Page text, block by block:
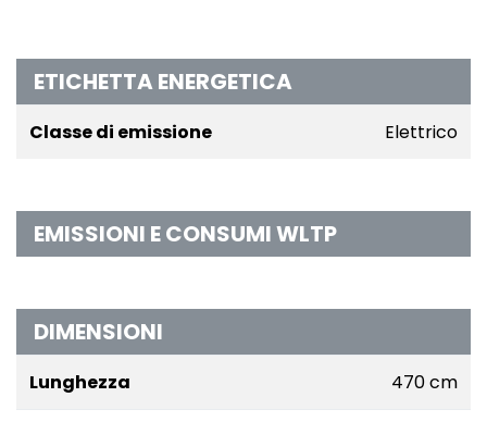
ETICHETTA ENERGETICA
Classe di emissione Elettrico
EMISSIONI E CONSUMI WLTP
DIMENSIONI
Lunghezza 470 cm